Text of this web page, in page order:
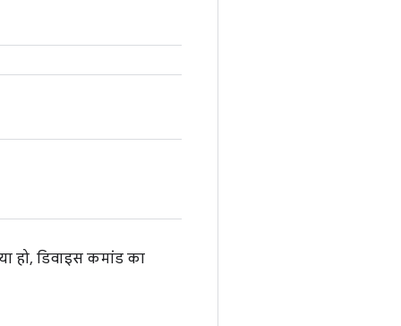
हो, डिवाइस कमांड का